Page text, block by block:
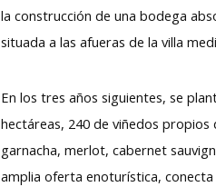
la construcción de una bodega
situada a las afueras de la villa
En los tres años siguientes, se
hectáreas, 240 de viñedos
garnacha, merlot, cabernet
amplia oferta enoturística,